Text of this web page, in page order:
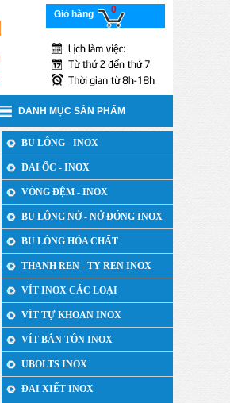
Giỏ hàng 0
DANH MỤC SẢN PHẨM
BU LÔNG - INOX
ĐAI ỐC - INOX
VÒNG ĐỆM - INOX
BU LÔNG NỞ - NỞ ĐÓNG INOX
BU LÔNG HÓA CHẤT
THANH REN - TY REN INOX
VÍT INOX CÁC LOẠI
VÍT TỰ KHOAN INOX
VÍT BẮN TÔN INOX
UBOLTS INOX
ĐAI XIẾT INOX